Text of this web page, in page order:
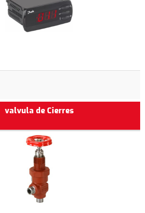
valvula de Cierres